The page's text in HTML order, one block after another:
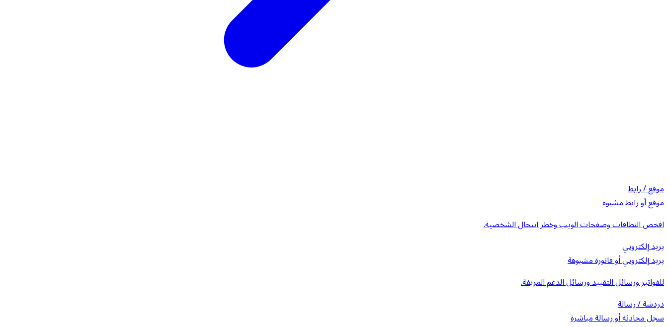
موقع / رابط
موقع أو رابط مشبوه
افحص النطاقات وصفحات الويب وخطر انتحال الشخصية.
بريد إلكتروني
بريد إلكتروني أو فاتورة مشبوهة
للفواتير ورسائل التقييد ورسائل الدعم المزيفة.
دردشة / رسالة
سجل محادثة أو رسالة مباشرة